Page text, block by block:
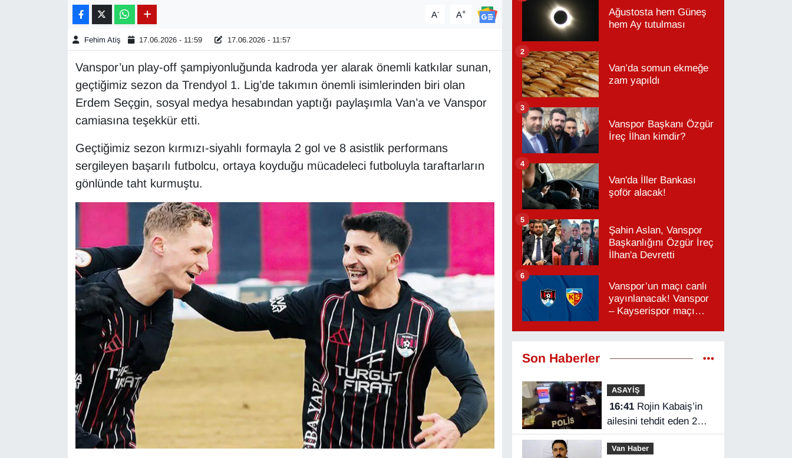
A- A+
Fehim Atiş 17.06.2026 - 11:59 17.06.2026 - 11:57
Vanspor’un play-off şampiyonluğunda kadroda yer alarak önemli katkılar sunan,
geçtiğimiz sezon da Trendyol 1. Lig’de takımın önemli isimlerinden biri olan
Erdem Seçgin, sosyal medya hesabından yaptığı paylaşımla Van’a ve Vanspor
camiasına teşekkür etti.
Geçtiğimiz sezon kırmızı-siyahlı formayla 2 gol ve 8 asistlik performans
sergileyen başarılı futbolcu, ortaya koyduğu mücadeleci futboluyla taraftarların
gönlünde taht kurmuştu.
Ağustosta hem Güneş
hem Ay tutulması
Van’da somun ekmeğe
zam yapıldı
2
Vanspor Başkanı Özgür
İreç İlhan kimdir?
3
Van'da İller Bankası
şoför alacak!
4
Şahin Aslan, Vanspor
Başkanlığını Özgür İreç
İlhan'a Devretti
5
Vanspor’un maçı canlı
yayınlanacak! Vanspor
– Kayserispor maçı
6
Son Haberler
ASAYİŞ
16:41Rojin Kabaiş’in
ailesini tehdit eden 2
kişi tutuklandı
Van Haber
Gündem
HABERDE İNSAN
Kamu Alımları
MAGAZİN
ONE EKONOMİ
POLİTİKA
Resmi İlanlar
RÖPORTAJ